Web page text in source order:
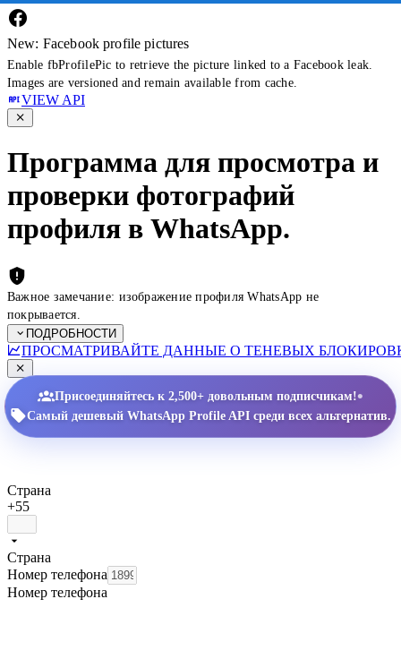
New: Facebook profile pictures
Enable fbProfilePic to retrieve the picture linked to a Facebook leak.
Images are versioned and remain available from cache.
VIEW API
Программа для просмотра и
проверки фотографий
профиля в WhatsApp.
Важное замечание: изображение профиля WhatsApp не
покрывается.
ПОДРОБНОСТИ
ПРОСМАТРИВАЙТЕ ДАННЫЕ О ТЕНЕВЫХ
Присоединяйтесь к 2,500+ довольным подписчикам!•
Самый дешевый WhatsApp Profile API среди всех альтернатив.
Страна
+55
Страна
Номер телефона
Номер телефона